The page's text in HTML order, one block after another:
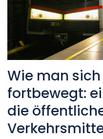
Wie man
fortbewegt:
die